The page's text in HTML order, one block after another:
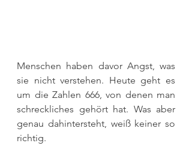
Menschen haben davor Angst, was
sie nicht verstehen. Heute geht es
um die Zahlen 666, von denen man
schreckliches gehört hat. Was aber
genau dahintersteht, weiß keiner so
richtig.